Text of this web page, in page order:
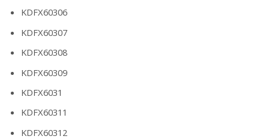
KDFX60306
KDFX60307
KDFX60308
KDFX60309
KDFX6031
KDFX60311
KDFX60312